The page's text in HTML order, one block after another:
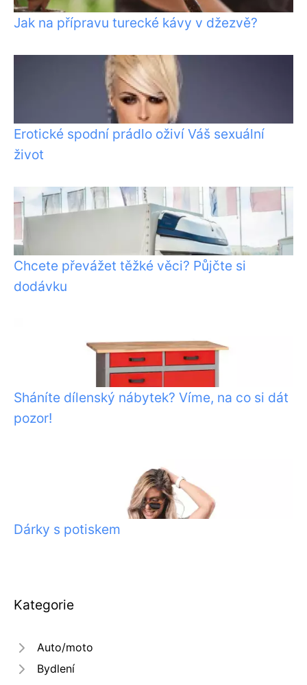
Jak na přípravu turecké kávy v džezvě?
Erotické spodní prádlo oživí Váš sexuální
život
Chcete převážet těžké věci? Půjčte si
dodávku
Sháníte dílenský nábytek? Víme, na co si dát
pozor!
Dárky s potiskem
Kategorie
Auto/moto
Bydlení